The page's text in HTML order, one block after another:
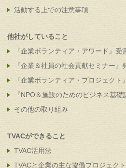
活動する上での注意事項
他社がしていること
『企業ボランティア・アワード』受
『企業＆社員の社会貢献セミナー』
『企業ボランティア・プロジェクト
『NPO＆施設のためのビジネス基
その他の取り組み
TVACができること
TVAC活用法
TVACと企業の主な協働プロジェクト